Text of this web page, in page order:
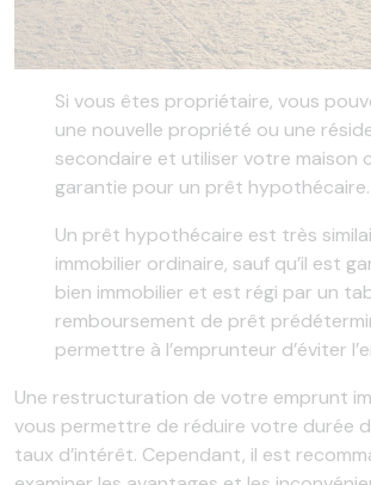
Si vous êtes propriétaire, vous
une nouvelle propriété ou une
secondaire et utiliser votre maison
garantie pour un prêt hypothécaire.
Un prêt hypothécaire est très
immobilier ordinaire, sauf qu’il est
bien immobilier et est régi par un
remboursement de prêt
permettre à l’emprunteur d’éviter
Une restructuration de votre emprunt
vous permettre de réduire votre durée
taux d’intérêt. Cependant, il est